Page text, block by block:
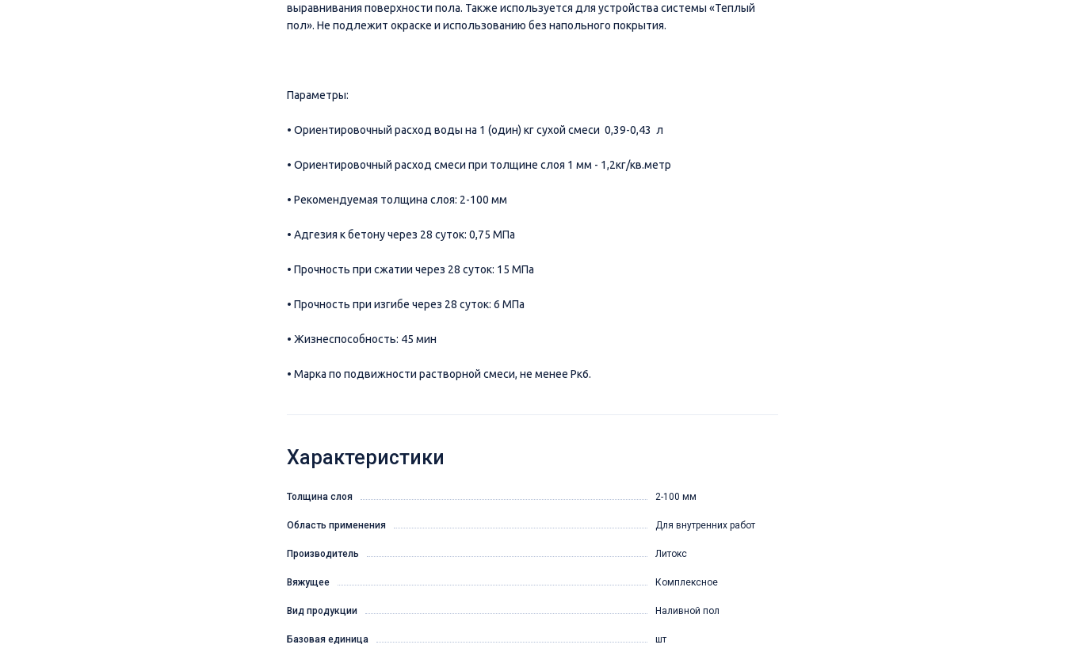
выравнивания поверхности пола. Также используется для устройства системы «Теплый
пол». Не подлежит окраске и использованию без напольного покрытия.
Параметры:
• Ориентировочный расход воды на 1 (один) кг сухой смеси 0,39-0,43 л
• Ориентировочный расход смеси при толщине слоя 1 мм - 1,2кг/кв.метр
• Рекомендуемая толщина слоя: 2-100 мм
• Адгезия к бетону через 28 суток: 0,75 МПа
• Прочность при сжатии через 28 суток: 15 МПа
• Прочность при изгибе через 28 суток: 6 МПа
• Жизнеспособность: 45 мин
• Марка по подвижности растворной смеси, не менее Рк6.
Характеристики
Толщина слоя 2-100 мм
Область применения Для внутренних работ
Производитель Литокс
Вяжущее Комплексное
Вид продукции Наливной пол
Базовая единица шт